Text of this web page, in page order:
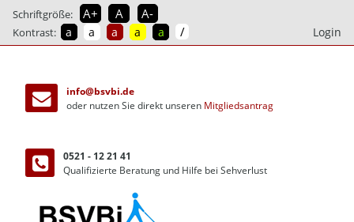
Schriftgröße: A+ A A-
Kontrast: a a a a a / Login
info@bsvbi.de
oder nutzen Sie direkt unseren Mitgliedsantrag
0521 - 12 21 41
Qualifizierte Beratung und Hilfe bei Sehverlust
zum
Inhalt